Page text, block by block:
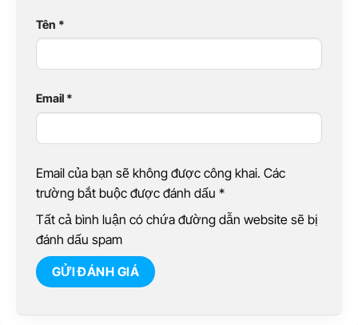
Tên *
Email *
Email của bạn sẽ không được công khai. Các
trường bắt buộc được đánh dấu *
Tất cả bình luận có chứa đường dẫn website sẽ bị
đánh dấu spam